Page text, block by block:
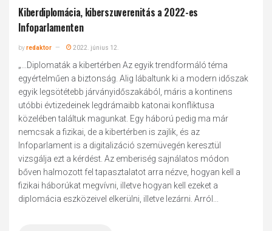
Kiberdiplomácia, kiberszuverenitás a 2022-es
Infoparlamenten
byredaktor 2022. június 12.
„...Diplomaták a kibertérben Az egyik trendformáló téma
egyértelműen a biztonság. Alig lábaltunk ki a modern időszak
egyik legsötétebb járványidőszakából, máris a kontinens
utóbbi évtizedeinek legdrámaibb katonai konfliktusa
közelében találtuk magunkat. Egy háború pedig ma már
nemcsak a fizikai, de a kibertérben is zajlik, és az
Infoparlament is a digitalizáció szemüvegén keresztül
vizsgálja ezt a kérdést. Az emberiség sajnálatos módon
bőven halmozott fel tapasztalatot arra nézve, hogyan kell a
fizikai háborúkat megvívni, illetve hogyan kell ezeket a
diplomácia eszközeivel elkerülni, illetve lezárni. Arról...